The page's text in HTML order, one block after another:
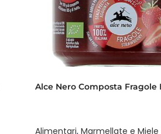
Alce Nero Composta Fragole
Alimentari, Marmellate e Miele